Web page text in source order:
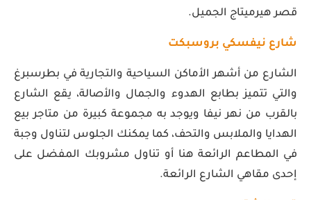
قصر هيرميتاج الجميل.
شارع نيفسكي بروسبكت
الشارع من أشهر الأماكن السياحية والتجارية في بطرسبرغ
والتي تتميز بطابع الهدوء والجمال والأصالة، يقع الشارع
بالقرب من نهر نيفا ويوجد به مجموعة كبيرة من متاجر بيع
الهدايا والملابس والتحف، كما يمكنك الجلوس لتناول وجبة
في المطاعم الرائعة هنا أو تناول مشروبك المفضل على
إحدى مقاهي الشارع الرائعة.